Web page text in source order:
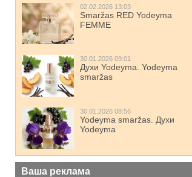
02.02.2026 13:03
Smaržas RED Yodeyma
FEMME
30.01.2026 09:01
Духи Yodeyma. Yodeyma
smaržas
30.01.2026 08:56
Yodeyma smaržas. Духи
Yodeyma
Ваша реклама